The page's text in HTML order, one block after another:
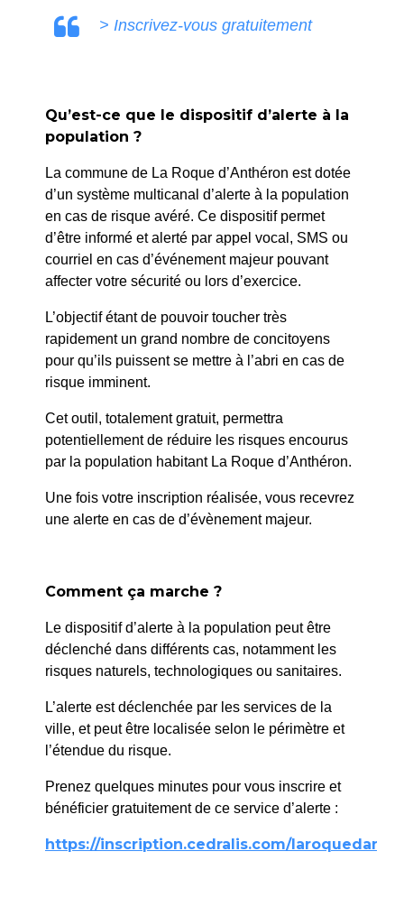
Accueil>
Lundi 6 octobre –
14h30 – Grand
> Inscrivez-vous gratuitement
Qu’est-ce que le dispositif d’alerte à la
population ?
La commune de La Roque d’Anthéron est dotée
d’un système multicanal d’alerte à la population
en cas de risque avéré. Ce dispositif permet
d’être informé et alerté par appel vocal, SMS ou
courriel en cas d’événement majeur pouvant
affecter votre sécurité ou lors d’exercice.
L’objectif étant de pouvoir toucher très
rapidement un grand nombre de concitoyens
pour qu’ils puissent se mettre à l’abri en cas de
risque imminent.
Cet outil, totalement gratuit, permettra
potentiellement de réduire les risques encourus
par la population habitant La Roque d’Anthéron.
Une fois votre inscription réalisée, vous recevrez
une alerte en cas de d’évènement majeur.
Comment ça marche ?
Le dispositif d’alerte à la population peut être
déclenché dans différents cas, notamment les
risques naturels, technologiques ou sanitaires.
L’alerte est déclenchée par les services de la
ville, et peut être localisée selon le périmètre et
l’étendue du risque.
Prenez quelques minutes pour vous inscrire et
bénéficier gratuitement de ce service d’alerte :
https://inscription.cedralis.com/